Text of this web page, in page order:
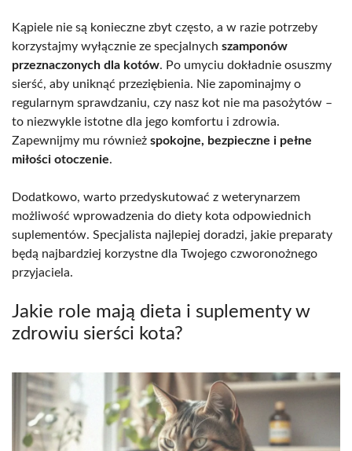
Kąpiele nie są konieczne zbyt często, a w razie potrzeby
korzystajmy wyłącznie ze specjalnych szamponów
przeznaczonych dla kotów. Po umyciu dokładnie osuszmy
sierść, aby uniknąć przeziębienia. Nie zapominajmy o
regularnym sprawdzaniu, czy nasz kot nie ma pasożytów –
to niezwykle istotne dla jego komfortu i zdrowia.
Zapewnijmy mu również spokojne, bezpieczne i pełne
miłości otoczenie.
Dodatkowo, warto przedyskutować z weterynarzem
możliwość wprowadzenia do diety kota odpowiednich
suplementów. Specjalista najlepiej doradzi, jakie preparaty
będą najbardziej korzystne dla Twojego czworonożnego
przyjaciela.
Jakie role mają dieta i suplementy w
zdrowiu sierści kota?